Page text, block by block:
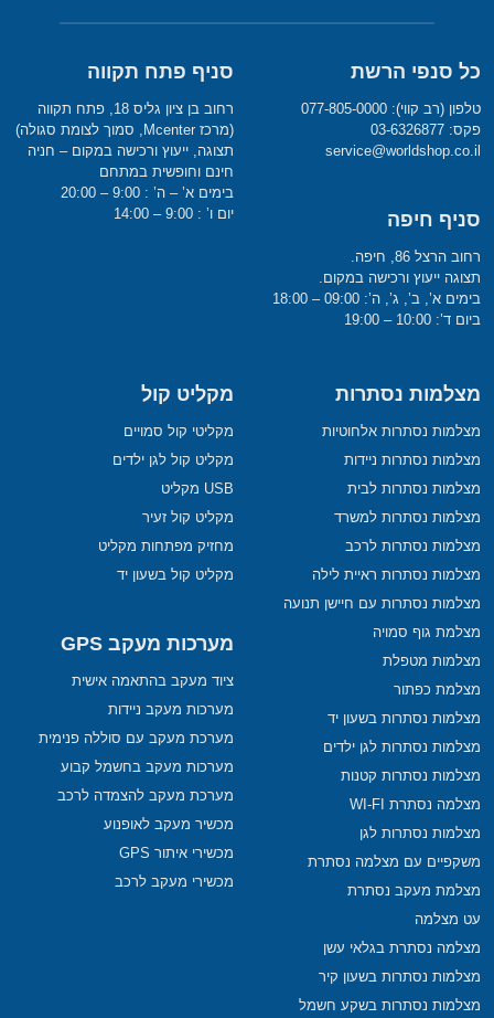
כל סנפי הרשת
טלפון (רב קווי): 077-805-0000
פקס: 03-6326877
service@worldshop.co.il
סניף חיפה
רחוב הרצל 86, חיפה.
תצוגה ייעוץ ורכישה במקום.
בימים א’, ב’, ג’, ה’: 09:00 – 18:00
ביום ד’: 10:00 – 19:00
סניף פתח תקווה
רחוב בן ציון גליס 18, פתח תקווה
(מרכז Mcenter, סמוך לצומת סגולה)
תצוגה, ייעוץ ורכישה במקום – חניה
חינם וחופשית במתחם
בימים א’ – ה’ : 9:00 – 20:00
יום ו’ : 9:00 – 14:00
מצלמות נסתרות
מצלמות נסתרות אלחוטיות
מצלמות נסתרות ניידות
מצלמות נסתרות לבית
מצלמות נסתרות למשרד
מצלמות נסתרות לרכב
מצלמות נסתרות ראיית לילה
מצלמות נסתרות עם חיישן תנועה
מצלמת גוף סמויה
מצלמות מטפלת
מצלמת כפתור
מצלמות נסתרות בשעון יד
מצלמות נסתרות לגן ילדים
מצלמות נסתרות קטנות
מצלמה נסתרת WI-FI
מצלמות נסתרות לגן
משקפיים עם מצלמה נסתרת
מצלמת מעקב נסתרת
עט מצלמה
מצלמה נסתרת בגלאי עשן
מצלמות נסתרות בשעון קיר
מצלמות נסתרות בשקע חשמל
מקליט קול
מקליטי קול סמויים
מקליט קול לגן ילדים
USB מקליט
מקליט קול זעיר
מחזיק מפתחות מקליט
מקליט קול בשעון יד
מערכות מעקב GPS
ציוד מעקב בהתאמה אישית
מערכות מעקב ניידות
מערכת מעקב עם סוללה פנימית
מערכות מעקב בחשמל קבוע
מערכת מעקב להצמדה לרכב
מכשיר מעקב לאופנוע
מכשירי איתור GPS
מכשירי מעקב לרכב